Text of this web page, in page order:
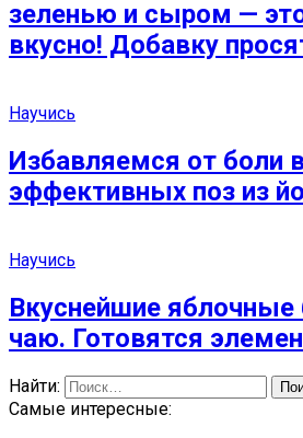
зеленью и сыром —
вкусно! Добавку
Научись
Избавляемся от боли
эффективных поз из
Научись
Вкуснейшие яблочные
чаю. Готовятся
Найти:
Самые интересные: